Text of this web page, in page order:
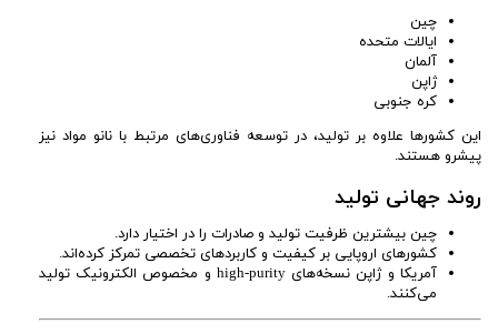
چین
ایالات متحده
آلمان
ژاپن
کره جنوبی
این کشورها علاوه بر تولید، در توسعه فناوری‌های مرتبط با نانو مواد نیز
پیشرو هستند.
روند جهانی تولید
چین بیشترین ظرفیت تولید و صادرات را در اختیار دارد.
کشورهای اروپایی بر کیفیت و کاربردهای تخصصی تمرکز کرده‌اند.
آمریکا و ژاپن نسخه‌های high-purity و مخصوص الکترونیک تولید
می‌کنند.